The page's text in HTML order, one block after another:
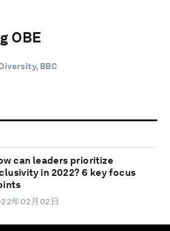
OBE
BBC
can leaders prioritize
in 2022? 6 key focus
年02月02日